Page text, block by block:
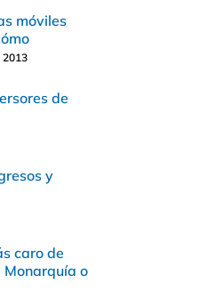
móviles
2013
de
y
caro de
Monarquía o